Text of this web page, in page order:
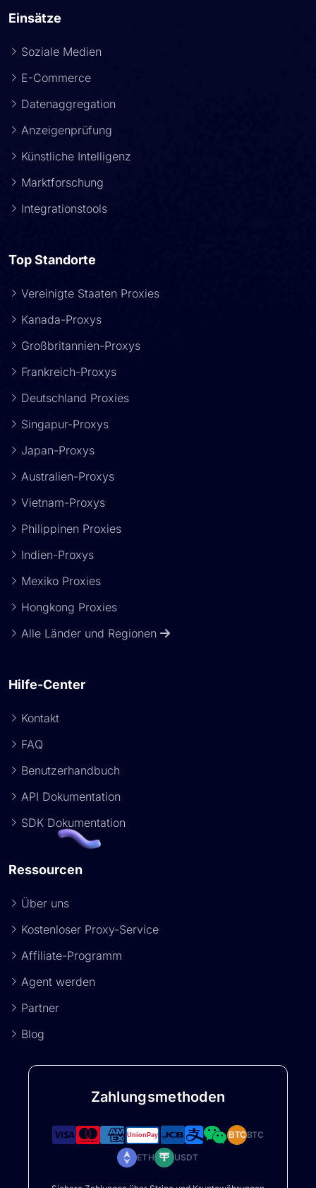
Einsätze
Soziale Medien
E-Commerce
Datenaggregation
Anzeigenprüfung
Künstliche Intelligenz
Marktforschung
Integrationstools
Top Standorte
Vereinigte Staaten Proxies
Kanada-Proxys
Großbritannien-Proxys
Frankreich-Proxys
Deutschland Proxies
Singapur-Proxys
Japan-Proxys
Australien-Proxys
Vietnam-Proxys
Philippinen Proxies
Indien-Proxys
Mexiko Proxies
Hongkong Proxies
Alle Länder und Regionen
Hilfe-Center
Kontakt
FAQ
Benutzerhandbuch
API Dokumentation
SDK Dokumentation
Ressourcen
Über uns
Kostenloser Proxy-Service
Affiliate-Programm
Agent werden
Partner
Blog
Zahlungsmethoden
BTCBTC
ETH USDT